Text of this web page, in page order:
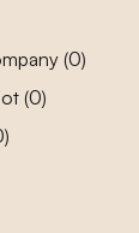
(0)
(0)